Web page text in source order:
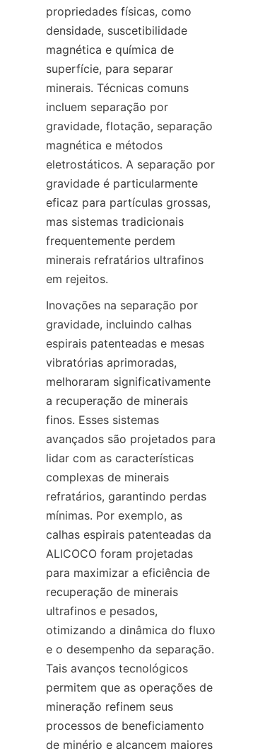
propriedades físicas, como
densidade, suscetibilidade
magnética e química de
superfície, para separar
minerais. Técnicas comuns
incluem separação por
gravidade, flotação, separação
magnética e métodos
eletrostáticos. A separação por
gravidade é particularmente
eficaz para partículas grossas,
mas sistemas tradicionais
frequentemente perdem
minerais refratários ultrafinos
Inovações na separação por
gravidade, incluindo calhas
espirais patenteadas e mesas
vibratórias aprimoradas,
melhoraram significativamente
a recuperação de minerais
finos. Esses sistemas
avançados são projetados para
lidar com as características
complexas de minerais
refratários, garantindo perdas
mínimas. Por exemplo, as
calhas espirais patenteadas da
ALICOCO foram projetadas
para maximizar a eficiência de
recuperação de minerais
ultrafinos e pesados,
otimizando a dinâmica do fluxo
e o desempenho da separação.
Tais avanços tecnológicos
permitem que as operações de
mineração refinem seus
processos de beneficiamento
de minério e alcancem maiores